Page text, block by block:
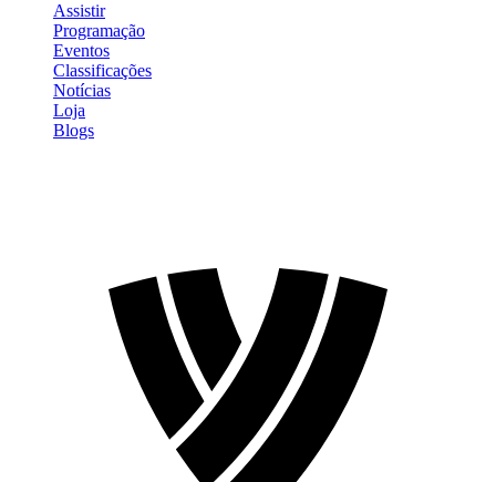
Assistir
Programação
Eventos
Classificações
Notícias
Loja
Blogs